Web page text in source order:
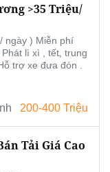
>35 Triệu/
ngày ) Miễn phí
lì xì , tết, trung
trợ xe đưa đón .
200-400 Triệu
Tải Giá Cao